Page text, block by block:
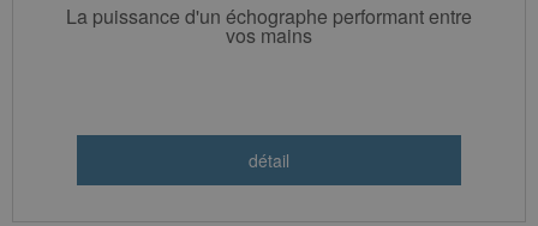
La puissance d'un échographe performant entre
vos mains